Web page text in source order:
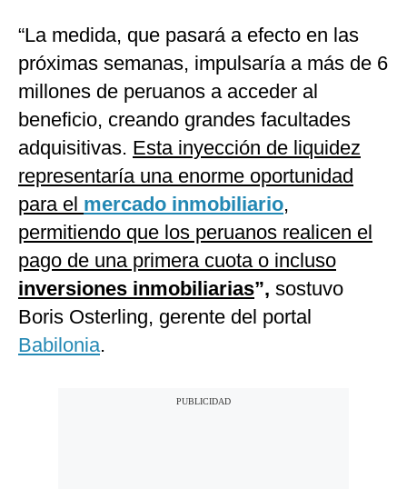
“La medida, que pasará a efecto en las
próximas semanas, impulsaría a más de 6
millones de peruanos a acceder al
beneficio, creando grandes facultades
adquisitivas. Esta inyección de liquidez
representaría una enorme oportunidad
para el mercado inmobiliario,
permitiendo que los peruanos realicen el
pago de una primera cuota o incluso
inversiones inmobiliarias”, sostuvo
Boris Osterling, gerente del portal
Babilonia.